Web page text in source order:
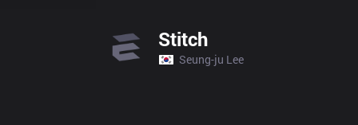
Stitch
Seung-ju Lee